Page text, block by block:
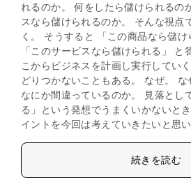
れるのか。 何をしたら儲けられるの
スなら儲けられるのか。 そんな視点
く。 そうすると 「この商品なら儲け
「このサービスなら儲けられる」 と
こからビジネスを計画し実行してい
どりつかないこともある。 なぜ。 な
なにか間違っているのか。 見落とし
る」という発想でうまくいかないと
イントを今回は考えていきたいと思い
続きを読む